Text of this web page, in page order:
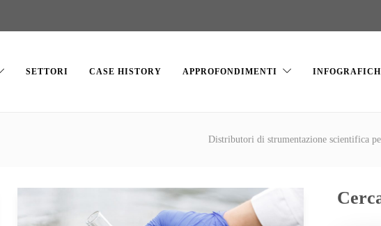
SETTORI CASE HISTORY APPROFONDIMENTI
Distributori di strumentazione scientifica